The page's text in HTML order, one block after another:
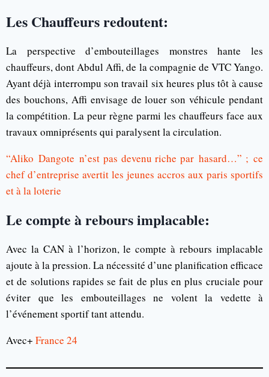
Les Chauffeurs redoutent:
La perspective d’embouteillages monstres hante les
chauffeurs, dont Abdul Affi, de la compagnie de VTC Yango.
Ayant déjà interrompu son travail six heures plus tôt à cause
des bouchons, Affi envisage de louer son véhicule pendant
la compétition. La peur règne parmi les chauffeurs face aux
travaux omniprésents qui paralysent la circulation.
“Aliko Dangote n’est pas devenu riche par hasard…” ; ce
chef d’entreprise avertit les jeunes accros aux paris sportifs
et à la loterie
Le compte à rebours implacable:
Avec la CAN à l’horizon, le compte à rebours implacable
ajoute à la pression. La nécessité d’une planification efficace
et de solutions rapides se fait de plus en plus cruciale pour
éviter que les embouteillages ne volent la vedette à
l’événement sportif tant attendu.
Avec+ France 24